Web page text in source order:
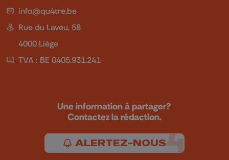
info@qu4tre.be
Rue du Laveu, 58
4000 Liège
TVA : BE 0405.931.241
Une information à partager?
Contactez la rédaction.
ALERTEZ-NOUS